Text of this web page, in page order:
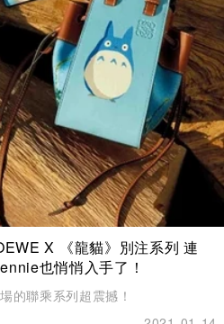
X 《龍貓》別注系列 連
也悄悄入手了！
的聯乘系列超震撼！